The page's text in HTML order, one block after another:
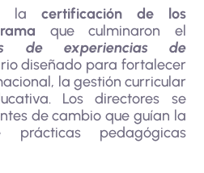
la certificación de los
que culminaron el
de experiencias de
diseñado para fortalecer
la gestión curricular
Los directores se
de cambio que guían la
prácticas pedagógicas